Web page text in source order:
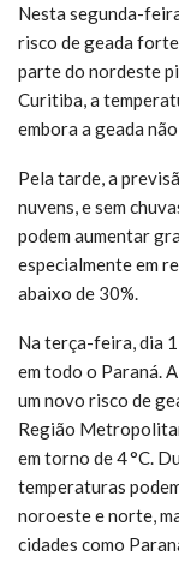
Nesta segunda-
risco de geada
parte do nordeste
Curitiba, a
embora a geada
Pela tarde, a
nuvens, e sem
podem aumentar
especialmente em
abaixo de 30%.
Na terça-feira, dia
em todo o Paraná.
um novo risco de
Região
em torno de 4 °C.
temperaturas
noroeste e norte,
cidades como